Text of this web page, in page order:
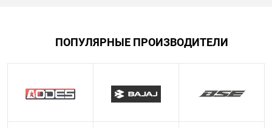
ПОПУЛЯРНЫЕ ПРОИЗВОДИТЕЛИ